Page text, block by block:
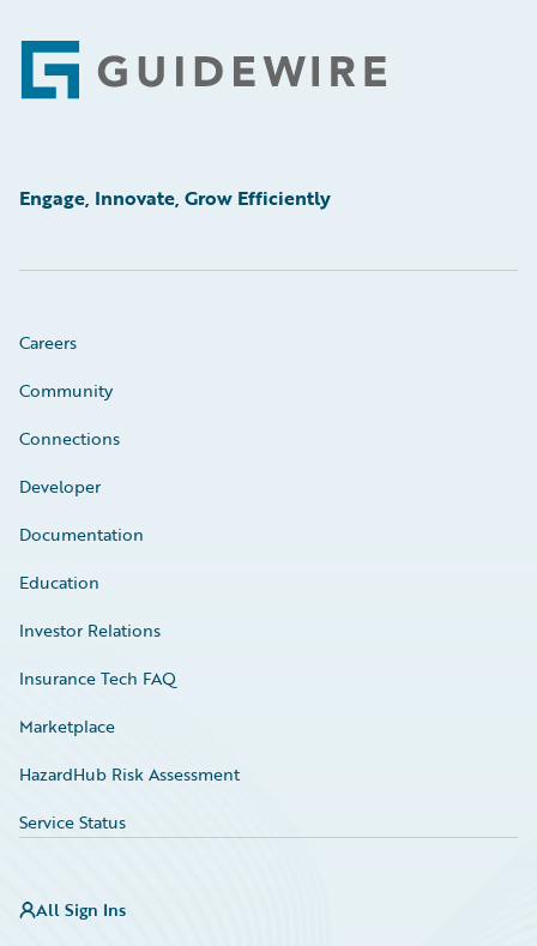
Footer
Engage, Innovate, Grow Efficiently
Careers
Community
Connections
Developer
Documentation
Education
Investor Relations
Insurance Tech FAQ
Marketplace
HazardHub Risk Assessment
Service Status
All Sign Ins